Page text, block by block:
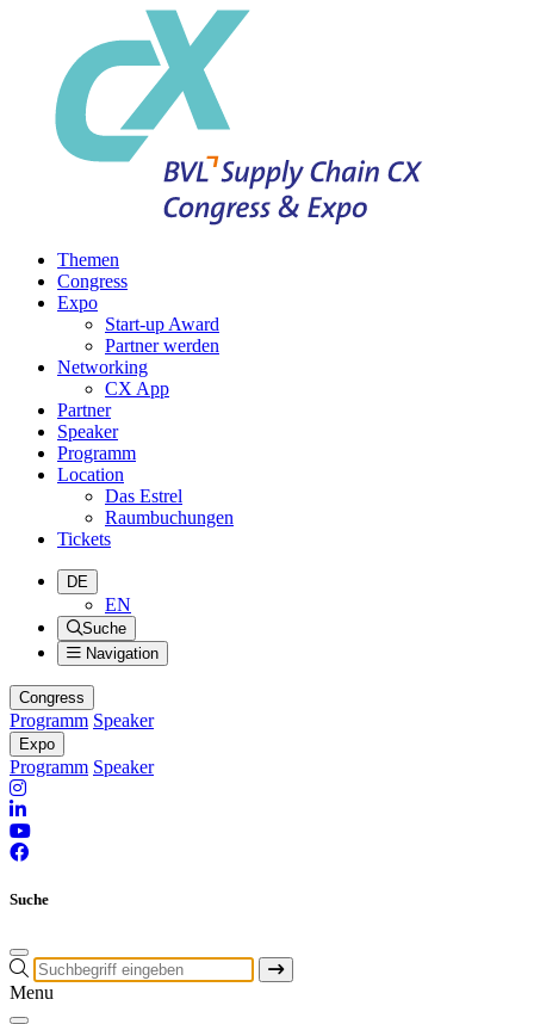
Themen
Congress
Expo
Start-up Award
Partner werden
Networking
CX App
Partner
Speaker
Programm
Location
Das Estrel
Raumbuchungen
Tickets
DE
EN
Suche
Navigation
Congress
Programm Speaker
Expo
Programm Speaker
Suche
Menu